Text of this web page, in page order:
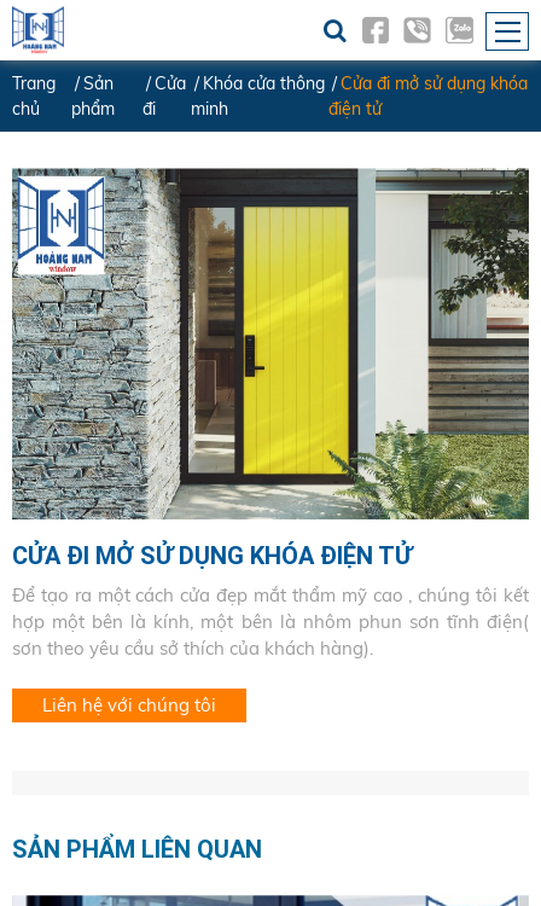
Trang
chủ
Sản
phẩm
Cửa
đi
Khóa cửa thông
minh
Cửa đi mở sử dụng khóa
điện tử
CỬA ĐI MỞ SỬ DỤNG KHÓA ĐIỆN TỬ
Để tạo ra một cách cửa đẹp mắt thẩm mỹ cao , chúng tôi kết
hợp một bên là kính, một bên là nhôm phun sơn tĩnh điện(
sơn theo yêu cầu sở thích của khách hàng).
Liên hệ với chúng tôi
SẢN PHẨM LIÊN QUAN